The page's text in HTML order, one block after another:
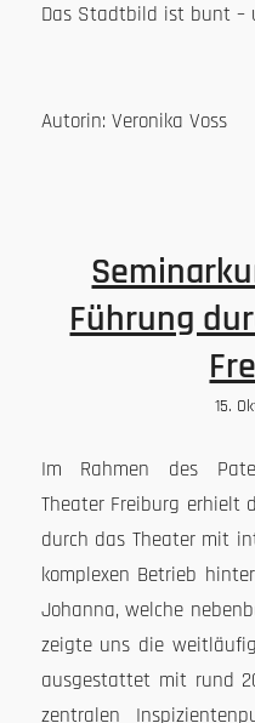
Das Stadtbild ist bunt –
Autorin: Veronika Voss
Führung
15.
Im Rahmen des
Theater Freiburg erhielt
durch das Theater mit
komplexen Betrieb
Johanna, welche
zeigte uns die
ausgestattet mit rund
zentralen